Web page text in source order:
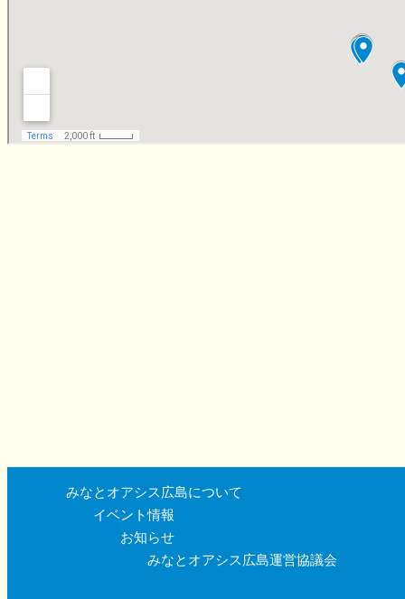
みなとオアシス広島について
イベント情報
お知らせ
みなとオアシス広島運営協議会